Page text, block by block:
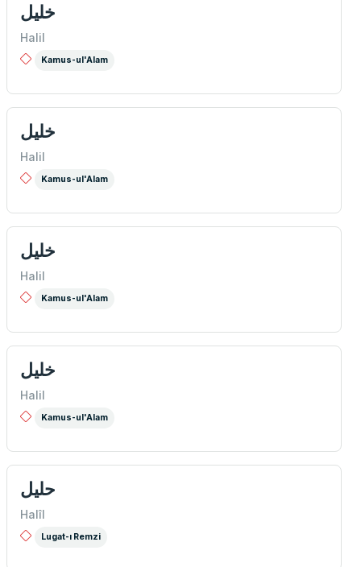
خليل
Halil
Kamus-ul'Alam
خليل
Halil
Kamus-ul'Alam
خليل
Halil
Kamus-ul'Alam
خلیل
Halil
Kamus-ul'Alam
حلیل
Halîl
Lugat-ı Remzi